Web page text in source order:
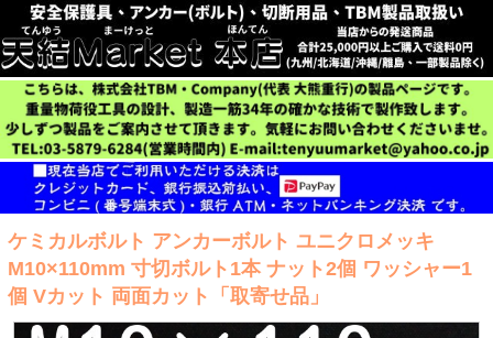
ケミカルボルト アンカーボルト ユニクロメッキ
M10×110mm 寸切ボルト1本 ナット2個 ワッシャー1
個 Vカット 両面カット「取寄せ品」